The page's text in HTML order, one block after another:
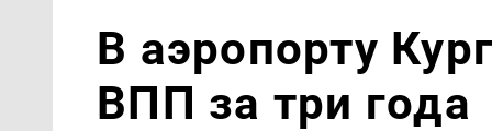
В аэропорту
ВПП за три года